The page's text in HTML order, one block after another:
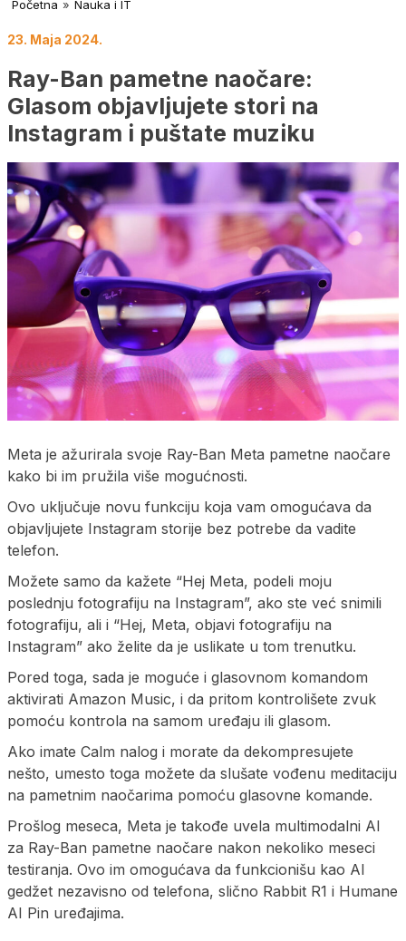
Početna » Nauka i IT
23. Maja 2024.
Ray-Ban pametne naočare:
Glasom objavljujete stori na
Instagram i puštate muziku
Meta je ažurirala svoje Ray-Ban Meta pametne naočare
kako bi im pružila više mogućnosti.
Ovo uključuje novu funkciju koja vam omogućava da
objavljujete Instagram storije bez potrebe da vadite
telefon.
Možete samo da kažete “Hej Meta, podeli moju
poslednju fotografiju na Instagram”, ako ste već snimili
fotografiju, ali i “Hej, Meta, objavi fotografiju na
Instagram” ako želite da je uslikate u tom trenutku.
Pored toga, sada je moguće i glasovnom komandom
aktivirati Amazon Music, i da pritom kontrolišete zvuk
pomoću kontrola na samom uređaju ili glasom.
Ako imate Calm nalog i morate da dekompresujete
nešto, umesto toga možete da slušate vođenu meditaciju
na pametnim naočarima pomoću glasovne komande.
Prošlog meseca, Meta je takođe uvela multimodalni AI
za Ray-Ban pametne naočare nakon nekoliko meseci
testiranja. Ovo im omogućava da funkcionišu kao AI
gedžet nezavisno od telefona, slično Rabbit R1 i Humane
AI Pin uređajima.